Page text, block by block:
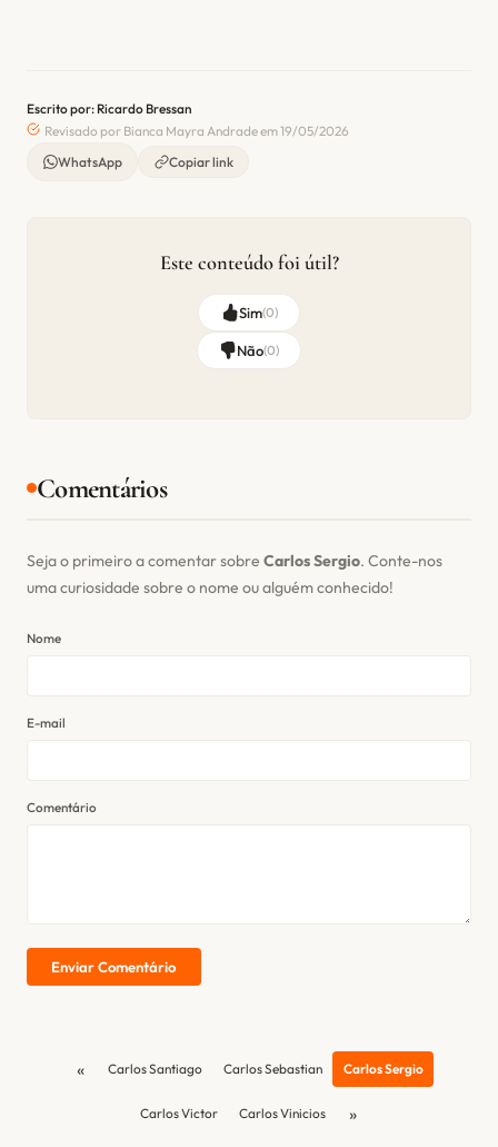
Escrito por: Ricardo Bressan
Revisado por Bianca Mayra Andrade em 19/05/2026
WhatsApp
Copiar link
Este conteúdo foi útil?
Sim(0)
Não(0)
Comentários
Seja o primeiro a comentar sobre Carlos Sergio. Conte-nos
uma curiosidade sobre o nome ou alguém conhecido!
Nome
E-mail
Comentário
Enviar Comentário
« Carlos Santiago Carlos Sebastian Carlos Sergio
Carlos Victor Carlos Vinicios »